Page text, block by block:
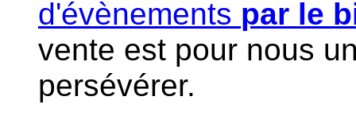
d'évènements par le
vente est pour nous
persévérer.